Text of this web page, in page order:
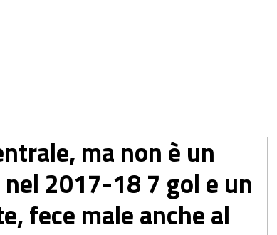
ma non è un
2017-18 7 gol e un
fece male anche al